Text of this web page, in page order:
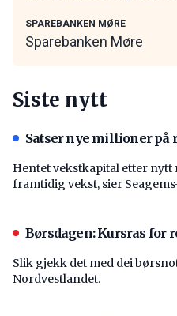
SPAREBANKEN MØRE
Sparebanken Møre
Siste nytt
Satser nye millioner på
Hentet vekstkapital etter
framtidig vekst, sier
Børsdagen: Kursras for
Slik gjekk det med dei
Nordvestlandet.